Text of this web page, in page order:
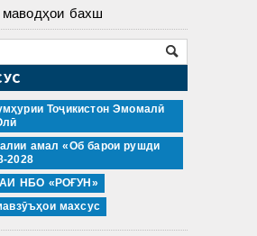
бахш
Тоҷикистон Эмомалӣ
амал «Об барои рушди
2028
НБО «РОҒУН»
махсус